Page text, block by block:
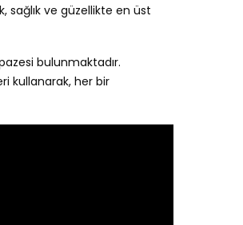
sağlık ve güzellikte en üst
bulunmaktadır.
kullanarak, her bir